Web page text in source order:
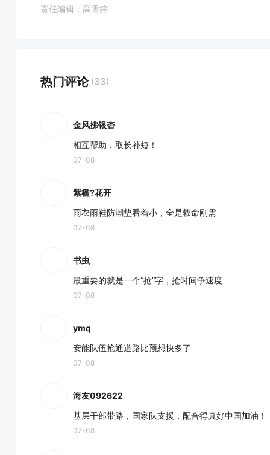
责任编辑：高雪婷
热门评论 (33)
金风拂银杏
相互帮助，取长补短！
07-08
紫楹?花开
雨衣雨鞋防潮垫看着小，全是救命刚需
07-08
书虫
最重要的就是一个“抢”字，抢时间争速度
07-08
ymq
安能队伍抢通道路比预想快多了
07-08
海友092622
基层干部带路，国家队支援，配合得真好中国加油！
07-08